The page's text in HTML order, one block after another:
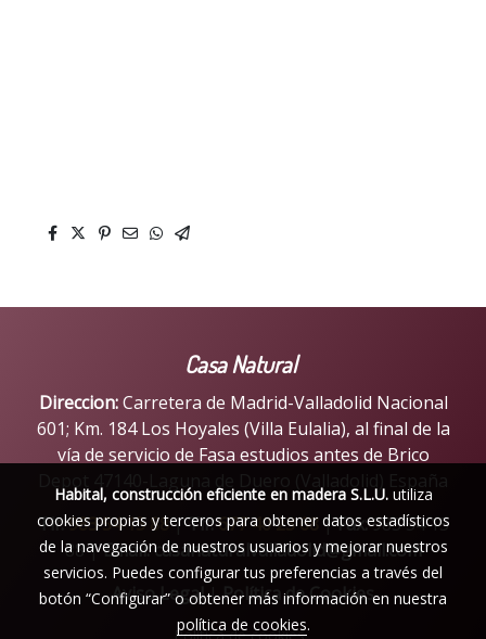
Casa Natural
Direccion:Carretera de Madrid-Valladolid Nacional
601; Km. 184 Los Hoyales (Villa Eulalia), al final de la
vía de servicio de Fasa estudios antes de Brico
Depot 47140-Laguna de Duero (Valladolid) España
Tlf:983 54 15 88|Tlf:677 40 23 68|Fax:983 54 15
88 |Email:casanaturalvalladolid@gmail.com
Aviso Legal|Política de Cookies
Habital, construcción eficiente en madera S.L.U.utiliza
cookies propias y terceros para obtener datos estadísticos
de la navegación de nuestros usuarios y mejorar nuestros
servicios. Puedes configurar tus preferencias a través del
botón “Configurar” o obtener más información en nuestra
política de cookies.